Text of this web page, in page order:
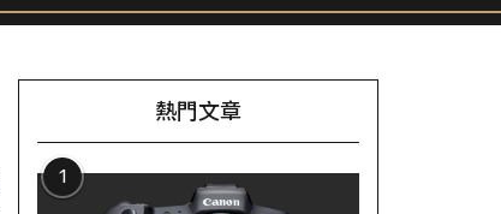
熱門文章
1